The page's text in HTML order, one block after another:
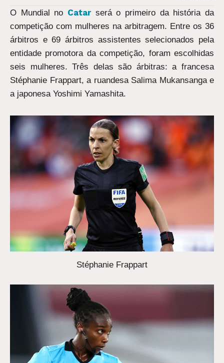
O Mundial no Catarserá o primeiro da história da
competição com mulheres na arbitragem. Entre os 36
árbitros e 69 árbitros assistentes selecionados pela
entidade promotora da competição, foram escolhidas
seis mulheres. Três delas são árbitras: a francesa
Stéphanie Frappart, a ruandesa Salima Mukansanga e
a japonesa Yoshimi Yamashita.
Stéphanie Frappart